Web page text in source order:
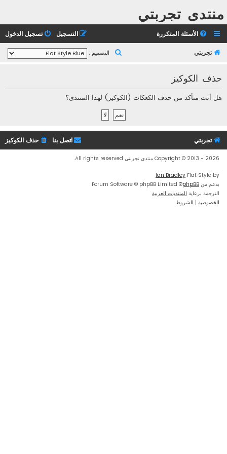
منتدى تجربتي
الأسئلة المتكررة تسجيل الدخول التسجيل
تجربتي التصميم :
حذف الكوكيز
هل أنت متأكد من حذف الكعكات (الكوكيز) لهذا المنتدى؟
تجربتي حذف الكوكيز اتصل بنا
Copyright © 2013 - 2026 منتدى تجربتي All rights reserved.
Flat Style by
Ian Bradley
بدعم من phpBB
® Forum Software © phpBB Limited
الترجمة برعاية المنتديات العربية
الخصوصية | الشروط